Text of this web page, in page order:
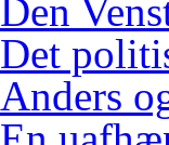
Den
Det
Anders